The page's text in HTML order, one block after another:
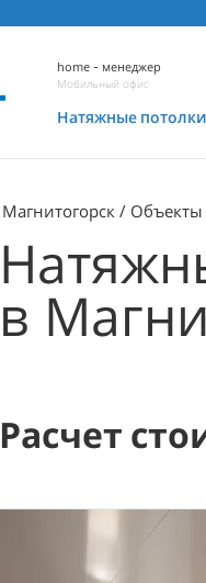
home - менеджер
Мобильный офис
Натяжные потолки
Магнитогорск Объекты
в
Расчет